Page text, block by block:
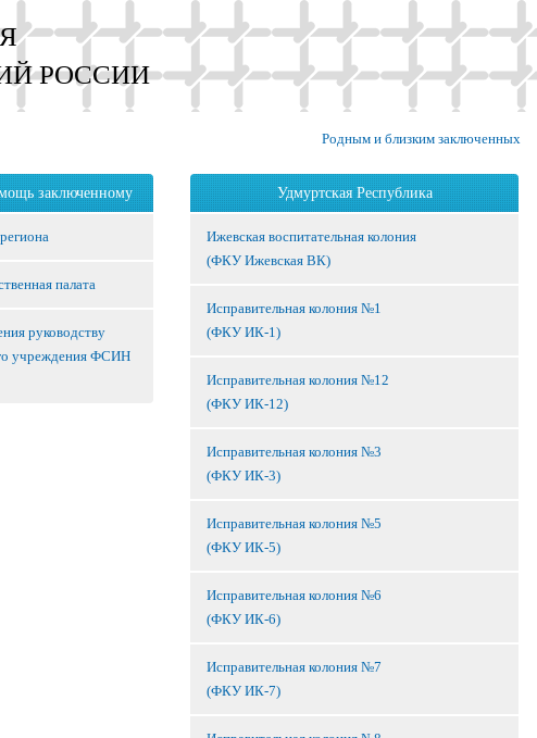
РОССИИ
Родным и близким заключенных
заключенному
палата
руководству
учреждения ФСИН
Удмуртская Республика
Ижевская воспитательная колония
(ФКУ Ижевская ВК)
Исправительная колония №1
(ФКУ ИК-1)
Исправительная колония №12
(ФКУ ИК-12)
Исправительная колония №3
(ФКУ ИК-3)
Исправительная колония №5
(ФКУ ИК-5)
Исправительная колония №6
(ФКУ ИК-6)
Исправительная колония №7
(ФКУ ИК-7)